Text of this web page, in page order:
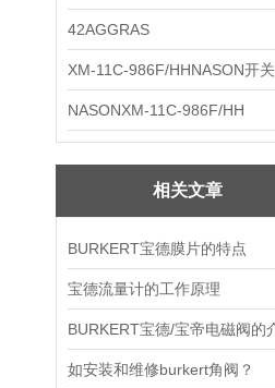
42AGGRAS
XM-11C-986F/HHNASON开关
NASONXM-11C-986F/HH
相关文章
BURKERT宝德膜片的特点
宝德流量计的工作原理
如安装和维修burkert角阀？